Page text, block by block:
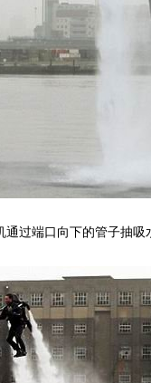
通过端口向下的管子抽